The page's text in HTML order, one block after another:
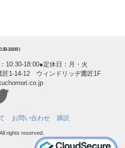
18:00）
18:00●定休日：月・火
匠1-14-12 ウィンドリッヂ鷹匠1F
お問い合わせ 購読
rights reserved.